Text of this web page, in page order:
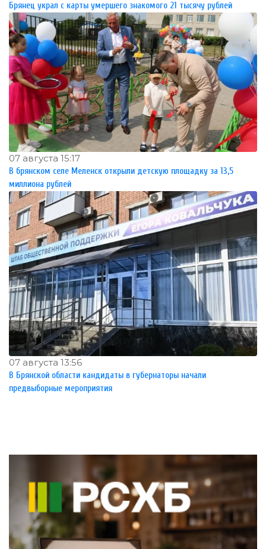
Брянец украл с карты умершего знакомого 21 тысячу рублей
07 августа 15:17
В брянском селе Меленск открыли детскую площадку за 13,5
миллиона рублей
07 августа 13:56
В Брянской области кандидаты в губернаторы начали
предвыборные мероприятия